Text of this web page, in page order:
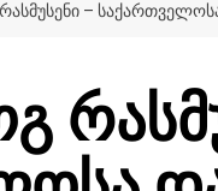
– ᲡᲐᲥᲐᲠᲗᲕᲔᲚᲝᲡᲐ